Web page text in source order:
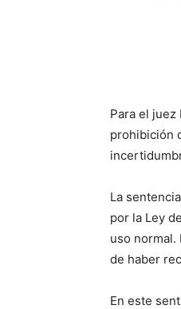
Para el juez
prohibición
La
por la Ley
uso normal.
de haber
En este